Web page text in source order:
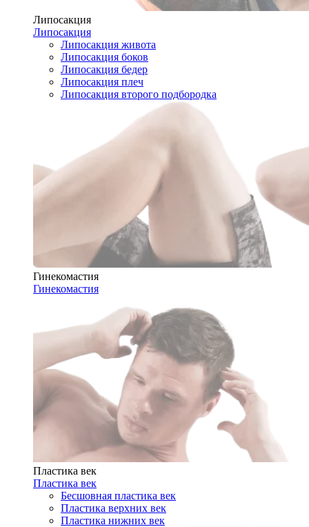
Липосакция
Липосакция
Липосакция живота
Липосакция боков
Липосакция бедер
Липосакция плеч
Липосакция второго подбородка
Гинекомастия
Гинекомастия
Пластика век
Пластика век
Бесшовная пластика век
Пластика верхних век
Пластика нижних век